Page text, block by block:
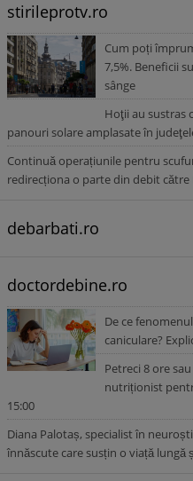
stirileprotv.ro
Cum poți
7,5%. Beneficii
sânge
Hoţii au sustras
panouri solare amplasate în
Continuă operațiunile pentru
redirecționa o parte din debit către
debarbati.ro
doctordebine.ro
De ce
caniculare?
Petreci 8 ore
nutriționist
15:00
Diana Palotaș, specialist în
înnăscute care susțin o viață lungă